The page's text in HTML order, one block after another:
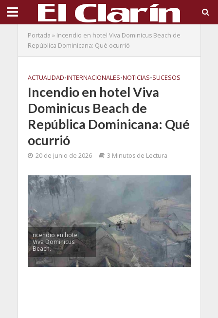
Portada » Incendio en hotel Viva Dominicus Beach de
República Dominicana: Qué ocurrió
ACTUALIDAD•INTERNACIONALES•NOTICIAS•SUCESOS
Incendio en hotel Viva
Dominicus Beach de
República Dominicana: Qué
ocurrió
20 de junio de 2026 3 Minutos de Lectura
ncendio en hotel
Viva Dominicus
Beach.